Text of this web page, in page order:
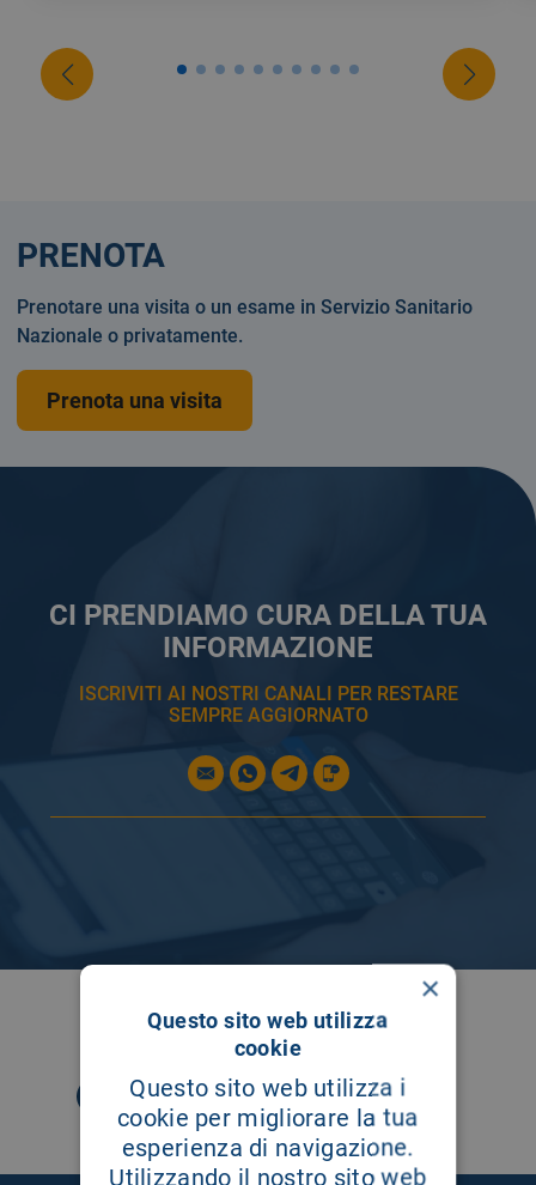
CI PRENDIAMO CURA DELLA TUA
INFORMAZIONE
ISCRIVITI AI NOSTRI CANALI PER RESTARE
SEMPRE AGGIORNATO
PRENOTA
Prenotare una visita o un esame in Servizio Sanitario
Nazionale o privatamente.
Prenota una visita
SEGUICI SU
×
Questo sito web utilizza
cookie
Questo sito web utilizza i
cookie per migliorare la tua
esperienza di navigazione.
Utilizzando il nostro sito web